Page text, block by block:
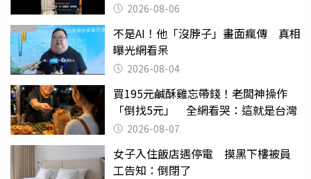
2026-08-06
不是AI！他「沒脖子」畫面瘋傳 真相
曝光網看呆
2026-08-04
買195元鹹酥雞忘帶錢！老闆神操作
「倒找5元」 全網看哭：這就是台灣
2026-08-07
女子入住飯店遇停電 摸黑下樓被員
工告知：倒閉了